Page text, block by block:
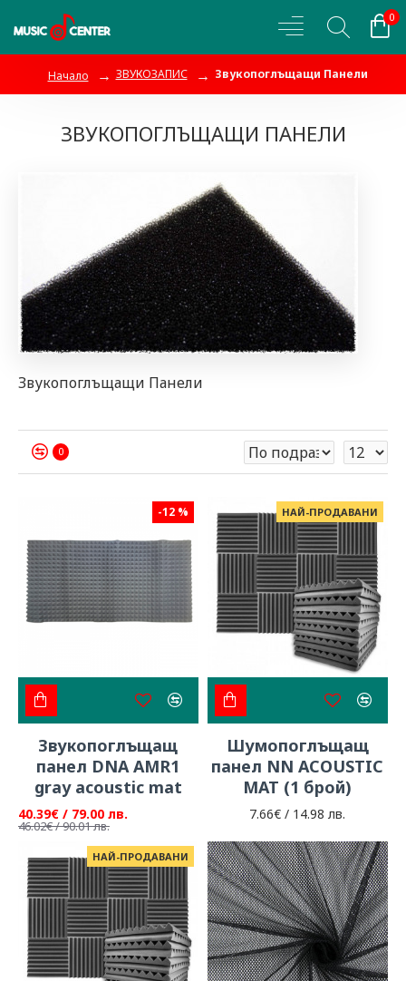
0
Начало ЗВУКОЗАПИС Звукопоглъщащи Панели
ЗВУКОПОГЛЪЩАЩИ ПАНЕЛИ
Звукопоглъщащи Панели
0
-12 %
Звукопоглъщащ
панел DNA AMR1
gray acoustic mat
40.39€ / 79.00 лв.
46.02€ / 90.01 лв.
НАЙ-ПРОДАВАНИ
Шумопоглъщащ
панел NN ACOUSTIC
MAT (1 брой)
7.66€ / 14.98 лв.
НАЙ-ПРОДАВАНИ